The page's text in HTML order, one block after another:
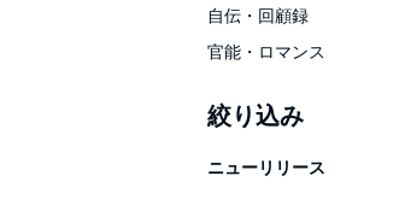
自伝・回顧録
官能・ロマンス
絞り込み
ニューリリース